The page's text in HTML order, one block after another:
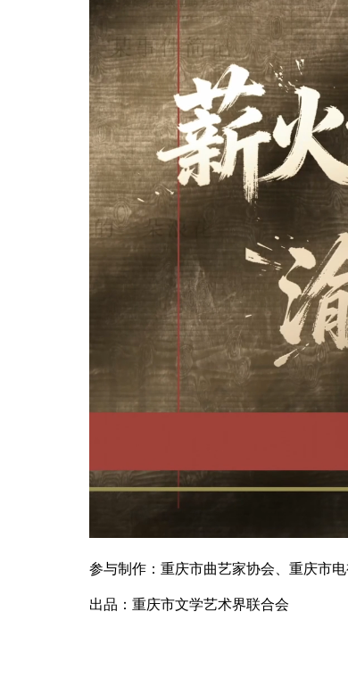
参与制作：重庆市曲艺家协会、重庆市
出品：重庆市文学艺术界联合会